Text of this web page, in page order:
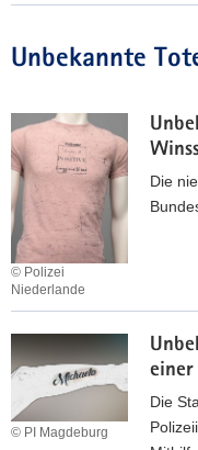
l
n
ä
t
n
F
r
t
h
n
e
p
g
e
p
i
g
m
i
s
c
a
f
t
c
h
b
Unbekannte
© Polizei
Niederlande
Die
n
b
e
k
© PI Magdeburg
Die